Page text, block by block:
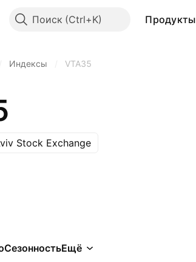
Поиск Продукты
Индексы VTA35
Stock Exchange
СезонностьЕщё